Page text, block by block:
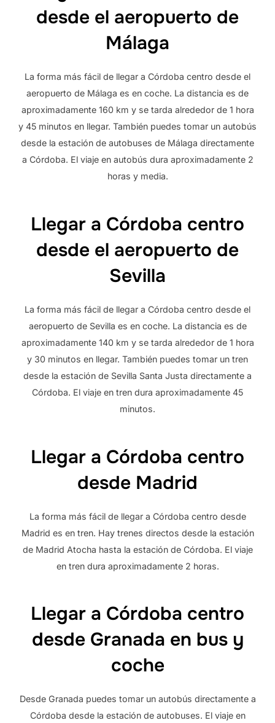
desde el aeropuerto de
Málaga
La forma más fácil de llegar a Córdoba centro desde el
aeropuerto de Málaga es en coche. La distancia es de
aproximadamente 160 km y se tarda alrededor de 1 hora
y 45 minutos en llegar. También puedes tomar un autobús
desde la estación de autobuses de Málaga directamente
a Córdoba. El viaje en autobús dura aproximadamente 2
horas y media.
Llegar a Córdoba centro
desde el aeropuerto de
Sevilla
La forma más fácil de llegar a Córdoba centro desde el
aeropuerto de Sevilla es en coche. La distancia es de
aproximadamente 140 km y se tarda alrededor de 1 hora
y 30 minutos en llegar. También puedes tomar un tren
desde la estación de Sevilla Santa Justa directamente a
Córdoba. El viaje en tren dura aproximadamente 45
minutos.
Llegar a Córdoba centro
desde Madrid
La forma más fácil de llegar a Córdoba centro desde
Madrid es en tren. Hay trenes directos desde la estación
de Madrid Atocha hasta la estación de Córdoba. El viaje
en tren dura aproximadamente 2 horas.
Llegar a Córdoba centro
desde Granada en bus y
coche
Desde Granada puedes tomar un autobús directamente a
Córdoba desde la estación de autobuses. El viaje en